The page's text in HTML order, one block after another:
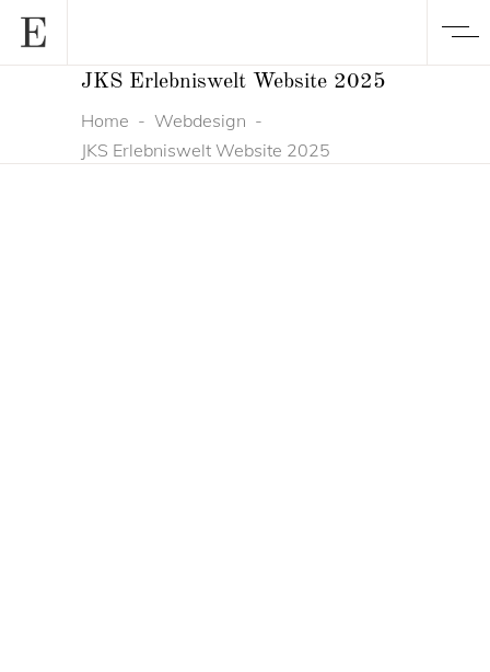
JKS Erlebniswelt Website 2025
Home - Webdesign -
JKS Erlebniswelt Website 2025